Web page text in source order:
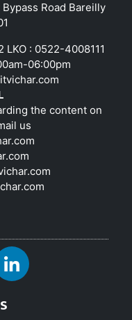
Road Bareilly
: 0522-4008111
06:00pm
the content on
us